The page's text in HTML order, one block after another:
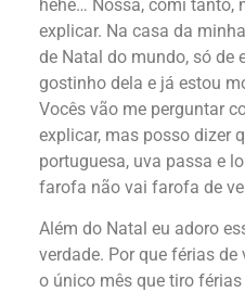
hehe… Nossa, comi tanto,
explicar. Na casa da
de Natal do mundo, só de
gostinho dela e já estou
Vocês vão me perguntar
explicar, mas posso dizer
portuguesa, uva passa e
farofa não vai farofa de
Além do Natal eu adoro
verdade. Por que férias
o único mês que tiro